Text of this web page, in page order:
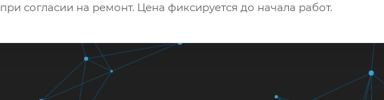
при согласии на ремонт. Цена фиксируется до начала работ.